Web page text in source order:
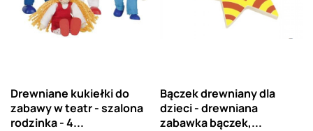
Drewniane kukiełki do
zabawy w teatr - szalona
rodzinka - 4...
Bączek drewniany dla
dzieci - drewniana
zabawka bączek,...